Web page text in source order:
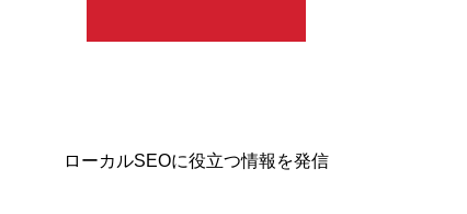
ローカルSEOに役立つ情報を発信